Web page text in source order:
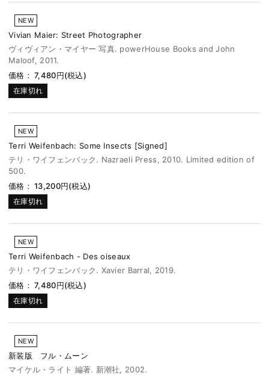
NEW
Vivian Maier: Street Photographer
ヴィヴィアン・マイヤー 写真. powerHouse Books and John
Maloof, 2011.
価格： 7,480円(税込)
在庫切れ
NEW
Terri Weifenbach: Some Insects [Signed]
テリ・ワイフェンバック. Nazraeli Press, 2010. Limited edition of
500.
価格： 13,200円(税込)
在庫切れ
NEW
Terri Weifenbach - Des oiseaux
テリ・ワイフェンバック. Xavier Barral, 2019.
価格： 7,480円(税込)
在庫切れ
NEW
新装版 フル・ムーン
マイケル・ライト 編著. 新潮社, 2002.